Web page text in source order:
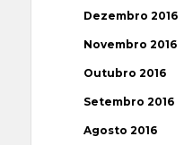
Dezembro 2016
Novembro 2016
Outubro 2016
Setembro 2016
Agosto 2016